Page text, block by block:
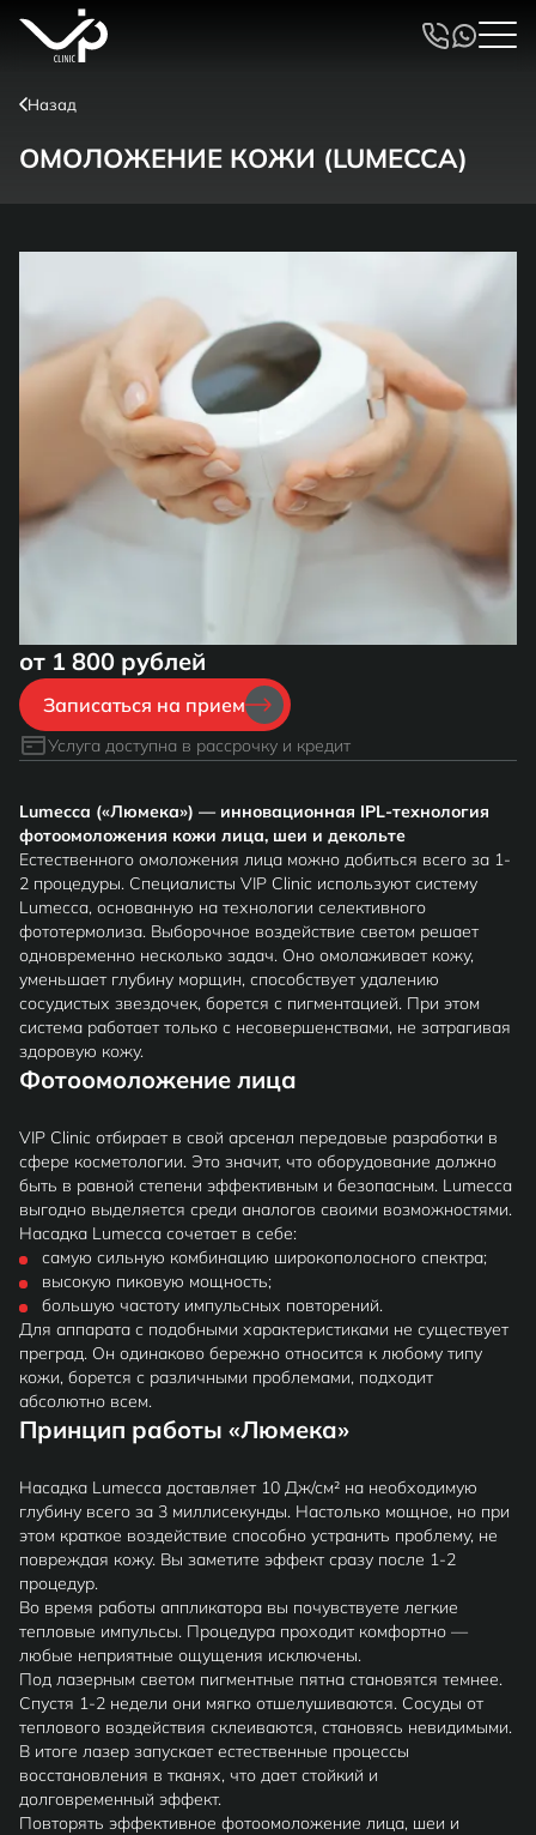
Назад
ОМОЛОЖЕНИЕ КОЖИ (LUMECCA)
от 1 800 рублей
Записаться на прием
Услуга доступна в рассрочку и кредит
Lumecca («Люмека») — инновационная IPL-технология
фотоомоложения кожи лица, шеи и декольте
Естественного омоложения лица можно добиться всего за 1-
2 процедуры. Специалисты VIP Сlinic используют систему
Lumecca, основанную на технологии селективного
фототермолиза. Выборочное воздействие светом решает
одновременно несколько задач. Оно омолаживает кожу,
уменьшает глубину морщин, способствует удалению
сосудистых звездочек, борется с пигментацией. При этом
система работает только с несовершенствами, не затрагивая
здоровую кожу.
Фотоомоложение лица
VIP Clinic отбирает в свой арсенал передовые разработки в
сфере косметологии. Это значит, что оборудование должно
быть в равной степени эффективным и безопасным. Lumecca
выгодно выделяется среди аналогов своими возможностями.
Насадка Lumecca сочетает в себе:
самую сильную комбинацию широкополосного спектра;
высокую пиковую мощность;
большую частоту импульсных повторений.
Для аппарата с подобными характеристиками не существует
преград. Он одинаково бережно относится к любому типу
кожи, борется с различными проблемами, подходит
абсолютно всем.
Принцип работы «Люмека»
Насадка Lumecca доставляет 10 Дж/см² на необходимую
глубину всего за 3 миллисекунды. Настолько мощное, но при
этом краткое воздействие способно устранить проблему, не
повреждая кожу. Вы заметите эффект сразу после 1-2
процедур.
Во время работы аппликатора вы почувствуете легкие
тепловые импульсы. Процедура проходит комфортно —
любые неприятные ощущения исключены.
Под лазерным светом пигментные пятна становятся темнее.
Спустя 1-2 недели они мягко отшелушиваются. Сосуды от
теплового воздействия склеиваются, становясь невидимыми.
В итоге лазер запускает естественные процессы
восстановления в тканях, что дает стойкий и
долговременный эффект.
Повторять эффективное фотоомоложение лица, шеи и